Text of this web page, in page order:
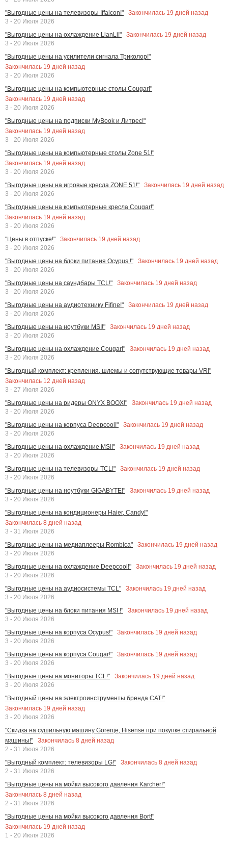
"Выгодные цены на телевизоры Iffalcon!"
Закончилась 19 дней назад
3 - 20 Июля 2026
"Выгодные цены на охлаждение LianLi!"
Закончилась 19 дней назад
3 - 20 Июля 2026
"Выгодные цены на усилители сигнала Триколор!"
Закончилась 19 дней назад
3 - 20 Июля 2026
"Выгодные цены на компьютерные столы Cougar!"
Закончилась 19 дней назад
3 - 20 Июля 2026
"Выгодные цены на подписки MyBook и Литрес!"
Закончилась 19 дней назад
3 - 20 Июля 2026
"Выгодные цены на компьютерные столы Zone 51!"
Закончилась 19 дней назад
3 - 20 Июля 2026
"Выгодные цены на игровые кресла ZONE 51!"
Закончилась 19 дней назад
3 - 20 Июля 2026
"Выгодные цены на компьютерные кресла Cougar!"
Закончилась 19 дней назад
3 - 20 Июля 2026
"Цены в отпуске!"
Закончилась 19 дней назад
3 - 20 Июля 2026
"Выгодные цены на блоки питания Ocypus !"
Закончилась 19 дней назад
3 - 20 Июля 2026
"Выгодные цены на саундбары TCL!"
Закончилась 19 дней назад
3 - 20 Июля 2026
"Выгодные цены на аудиотехнику Fifine!"
Закончилась 19 дней назад
3 - 20 Июля 2026
"Выгодные цены на ноутбуки MSI!"
Закончилась 19 дней назад
3 - 20 Июля 2026
"Выгодные цены на охлаждение Cougar!"
Закончилась 19 дней назад
3 - 20 Июля 2026
"Выгодный комплект: крепления, шлемы и сопутствующие товары VR!"
Закончилась 12 дней назад
3 - 27 Июля 2026
"Выгодные цены на ридеры ONYX BOOX!"
Закончилась 19 дней назад
3 - 20 Июля 2026
"Выгодные цены на корпуса Deepcool!"
Закончилась 19 дней назад
3 - 20 Июля 2026
"Выгодные цены на охлаждение MSI!"
Закончилась 19 дней назад
3 - 20 Июля 2026
"Выгодные цены на телевизоры TCL!"
Закончилась 19 дней назад
3 - 20 Июля 2026
"Выгодные цены на ноутбуки GIGABYTE!"
Закончилась 19 дней назад
3 - 20 Июля 2026
"Выгодные цены на кондиционеры Haier, Candy!"
Закончилась 8 дней назад
3 - 31 Июля 2026
"Выгодные цены на медиаплееры Rombica"
Закончилась 19 дней назад
3 - 20 Июля 2026
"Выгодные цены на охлаждение Deepcool!"
Закончилась 19 дней назад
3 - 20 Июля 2026
"Выгодные цены на аудиосистемы TCL"
Закончилась 19 дней назад
3 - 20 Июля 2026
"Выгодные цены на блоки питания MSI !"
Закончилась 19 дней назад
3 - 20 Июля 2026
"Выгодные цены на корпуса Ocypus!"
Закончилась 19 дней назад
3 - 20 Июля 2026
"Выгодные цены на корпуса Cougar!"
Закончилась 19 дней назад
3 - 20 Июля 2026
"Выгодные цены на мониторы TCL!"
Закончилась 19 дней назад
3 - 20 Июля 2026
"Выгодный цены на электроинструменты бренда CAT!"
Закончилась 19 дней назад
3 - 20 Июля 2026
"Скидка на сушильную машину Gorenje, Hisense при покупке стиральной
машины!"
Закончилась 8 дней назад
2 - 31 Июля 2026
"Выгодный комплект: телевизоры LG!"
Закончилась 8 дней назад
2 - 31 Июля 2026
"Выгодные цены на мойки высокого давления Karcher!"
Закончилась 8 дней назад
2 - 31 Июля 2026
"Выгодные цены на мойки высокого давления Bort!"
Закончилась 19 дней назад
1 - 20 Июля 2026